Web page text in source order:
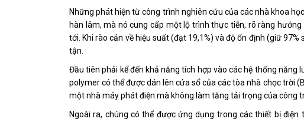
Những phát hiện từ công trình nghiên cứu của các nhà khoa
hàn lâm, mà nó cung cấp một lộ trình thực tiễn, rõ ràng
tới. Khi rào cản về hiệu suất (đạt 19,1%) và độ ổn định (giữ
tận.
Đầu tiên phải kể đến khả năng tích hợp vào các hệ thống
polymer có thể được dán lên cửa sổ của các tòa nhà chọc trời
một nhà máy phát điện mà không làm tăng tải trọng của công
Ngoài ra, chúng có thể được ứng dụng trong các thiết bị